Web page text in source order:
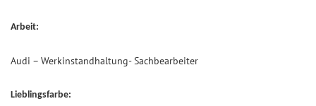
Arbeit:
Audi – Werkinstandhaltung- Sachbearbeiter
Lieblingsfarbe: